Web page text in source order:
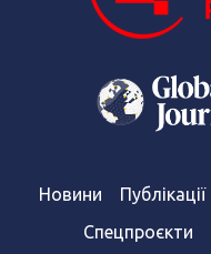
Новини Публікації
Спецпроєкти